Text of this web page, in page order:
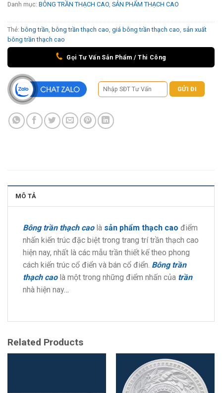
Danh mục: BÔNG TRẦN THẠCH CAO, SẢN PHẨM THẠCH CAO
Thẻ: bông trần, bông trần thạch cao, giá bông trần thạch cao, sản xuất
bông trần thạch cao
Gọi Tư Vấn Sản Phẩm / Thi Công
MÔ TẢ
Bông trần thạch caolà sản phẩm thạch cao điểm
nhấn kiến trúc đặc biệt trong trang trí trần thạch cao
hiện nay, nhất là các mẫu trần thiết kế theo phong
cách kiến trúc cổ điển và bán cổ điển. Bông trần
thạch caolà một trong những điểm nhấn của trần
nhà hiện nay…
Related Products